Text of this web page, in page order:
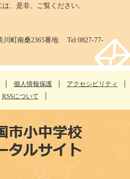
、是非、ご覧ください。
川町南桑2365番地 Tel:0827-77-
個人情報保護
アクセシビリティ
RSSについて